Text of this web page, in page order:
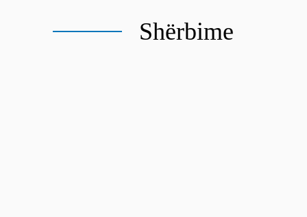
Shërbime